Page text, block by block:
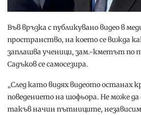
Във връзка с публикувано видео в
пространство, на което се вижда
заплашва ученици, зам.-кметът по
Садъков се самосезира.
„След като видях видеото останах
поведението на шофьора. Не може
такъв начин пътниците,